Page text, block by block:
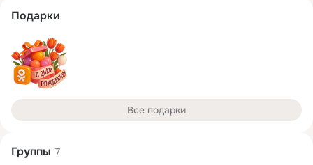
Подарки
Все подарки
Группы 7